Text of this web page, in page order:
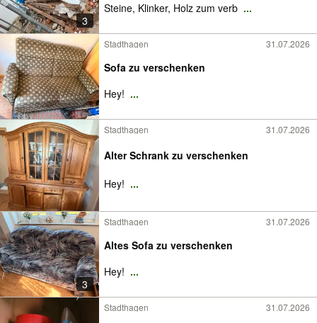
3
Steine, Klinker, Holz zum verb ...
Stadthagen 31.07.2026
Sofa zu verschenken
Hey! ...
Stadthagen 31.07.2026
Alter Schrank zu verschenken
Hey! ...
3
Stadthagen 31.07.2026
Altes Sofa zu verschenken
Hey! ...
Stadthagen 31.07.2026